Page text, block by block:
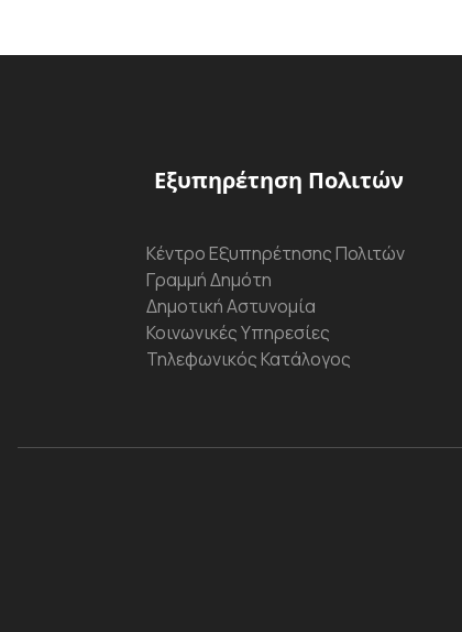
Εξυπηρέτηση Πολιτών
Κέντρο Εξυπηρέτησης Πολιτών
Γραμμή Δημότη
Δημοτική Αστυνομία
Κοινωνικές Υπηρεσίες
Τηλεφωνικός Κατάλογος